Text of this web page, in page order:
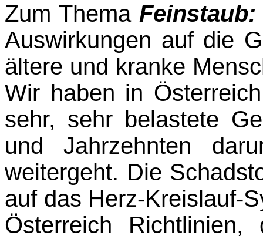
Zum Thema Feinstaub:
Auswirkungen auf die
ältere und kranke
Wir ha­ben in
sehr, sehr belastete
und Jahrzehnten
weitergeht. Die
auf das Herz-Kreislauf-
Ös­terreich